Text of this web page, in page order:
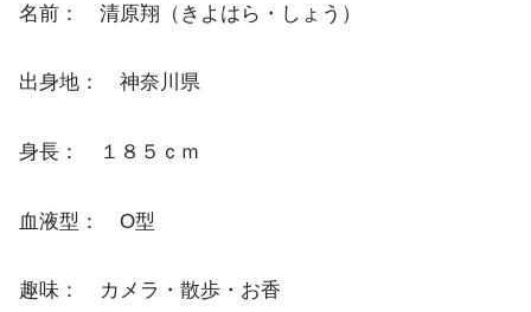
名前： 清原翔（きよはら・しょう）
出身地： 神奈川県
身長： １８５ｃｍ
血液型： O型
趣味： カメラ・散歩・お香